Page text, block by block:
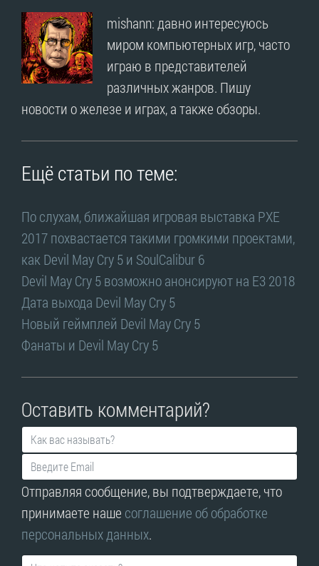
mishann: давно интересуюсь
миром компьютерных игр, часто
играю в представителей
различных жанров. Пишу
новости о железе и играх, а также обзоры.
Ещё статьи по теме:
По слухам, ближайшая игровая выставка PXE
2017 похвастается такими громкими проектами,
как Devil May Cry 5 и SoulCalibur 6
Devil May Cry 5 возможно анонсируют на E3 2018
Дата выхода Devil May Cry 5
Новый геймплей Devil May Cry 5
Фанаты и Devil May Cry 5
Оставить комментарий?
Отправляя сообщение, вы подтверждаете, что
принимаете наше соглашение об обработке
персональных данных.